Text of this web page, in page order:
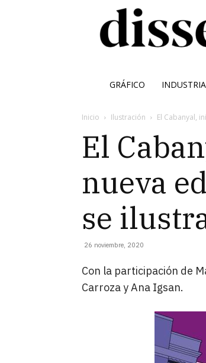
GRÁFICO
Inicio Ilustración El Cabanyal,
El
nueva
se
26 noviembre, 2020
Con la participación de
Carroza y Ana Igsan.